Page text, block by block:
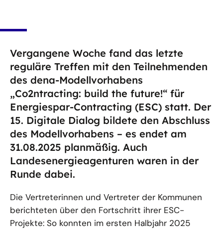
Vergangene Woche fand das letzte
reguläre Treffen mit den Teilnehmenden
des dena-Modellvorhabens
„Co2ntracting: build the future!“ für
Energiespar-Contracting (ESC) statt. Der
15. Digitale Dialog bildete den Abschluss
des Modellvorhabens – es endet am
31.08.2025 planmäßig. Auch
Landesenergieagenturen waren in der
Runde dabei.
Die Vertreterinnen und Vertreter der Kommunen
berichteten über den Fortschritt ihrer ESC-
Projekte: So konnten im ersten Halbjahr 2025